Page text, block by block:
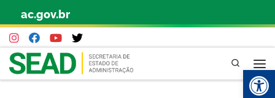
Skip to content
ac.gov.br
Pesquisa